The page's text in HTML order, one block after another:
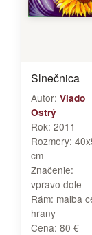
Slnečnica
Autor: Vlado
Ostrý
Rok: 2011
Rozmery:
cm
Značenie:
vpravo dole
Rám: malba
hrany
Cena: 80 €